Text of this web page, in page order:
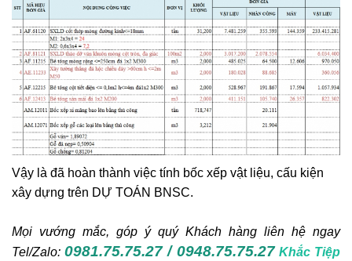
Vậy là đã hoàn thành việc tính bốc xếp vật liệu, cấu kiện
xây dựng trên DỰ TOÁN BNSC.
Mọi vướng mắc, góp ý quý Khách hàng liên hệ ngay
Tel/Zalo:0981.75.75.27 / 0948.75.75.27 Khắc Tiệp